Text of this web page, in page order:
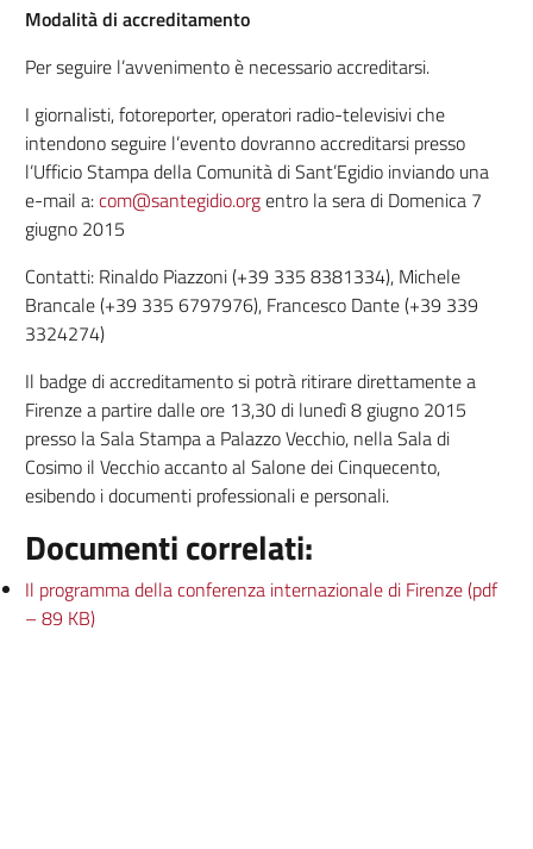
Modalità di accreditamento
Per seguire l’avvenimento è necessario accreditarsi.
I giornalisti, fotoreporter, operatori radio-televisivi che
intendono seguire l’evento dovranno accreditarsi presso
l’Ufficio Stampa della Comunità di Sant’Egidio inviando una
e-mail a:com@santegidio.orgentro la sera di Domenica 7
giugno 2015
Contatti: Rinaldo Piazzoni (+39 335 8381334), Michele
Brancale (+39 335 6797976), Francesco Dante (+39 339
3324274)
Il badge di accreditamento si potrà ritirare direttamente a
Firenze a partire dalle ore 13,30 di lunedì 8 giugno 2015
presso la Sala Stampa a Palazzo Vecchio, nella Sala di
Cosimo il Vecchio accanto al Salone dei Cinquecento,
esibendo i documenti professionali e personali.
Documenti correlati:
Il programma della conferenza internazionale di Firenze (pdf
– 89 KB)